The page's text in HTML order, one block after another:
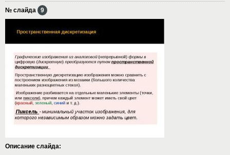
№ слайда 9
Описание слайда: